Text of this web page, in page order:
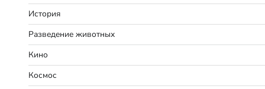
История
Разведение животных
Кино
Космос